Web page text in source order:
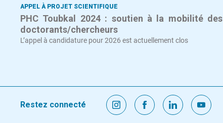
APPEL À PROJET SCIENTIFIQUE
PHC Toubkal 2024 : soutien à la mobilité des
doctorants/chercheurs
L’appel à candidature pour 2026 est actuellement clos
Restez connecté